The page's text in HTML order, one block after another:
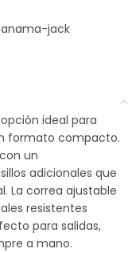
jack
ideal para
formato compacto.
un
adicionales que
La correa ajustable
resistentes
para salidas,
a mano.